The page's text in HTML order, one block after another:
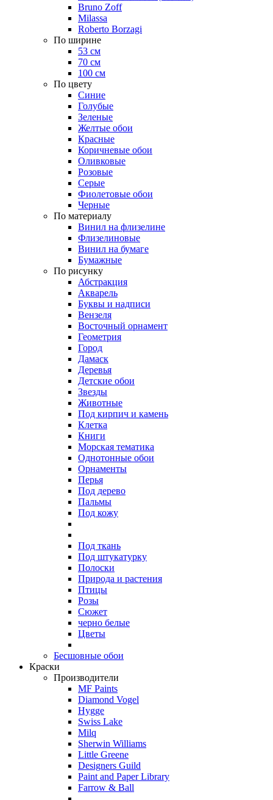
Bruno Zoff
Milassa
Roberto Borzagi
По ширине
53 см
70 см
100 см
По цвету
Синие
Голубые
Зеленые
Желтые обои
Красные
Коричневые обои
Оливковые
Розовые
Серые
Фиолетовые обои
Черные
По материалу
Винил на флизелине
Флизелиновые
Винил на бумаге
Бумажные
По рисунку
Абстракция
Акварель
Буквы и надписи
Вензеля
Восточный орнамент
Геометрия
Город
Дамаск
Деревья
Детские обои
Звезды
Животные
Под кирпич и камень
Клетка
Книги
Морская тематика
Однотонные обои
Орнаменты
Перья
Под дерево
Пальмы
Под кожу
Под ткань
Под штукатурку
Полоски
Природа и растения
Птицы
Розы
Сюжет
черно белые
Цветы
Бесшовные обои
Краски
Производители
MF Paints
Diamond Vogel
Hygge
Swiss Lake
Milq
Sherwin Williams
Little Greene
Designers Guild
Paint and Paper Library
Farrow & Ball